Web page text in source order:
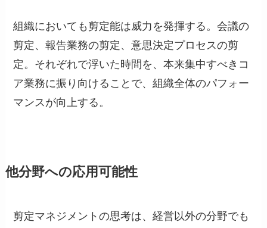
組織においても剪定能は威力を発揮する。会議の
剪定、報告業務の剪定、意思決定プロセスの剪
定。それぞれで浮いた時間を、本来集中すべきコ
ア業務に振り向けることで、組織全体のパフォー
マンスが向上する。
他分野への応用可能性
剪定マネジメントの思考は、経営以外の分野でも